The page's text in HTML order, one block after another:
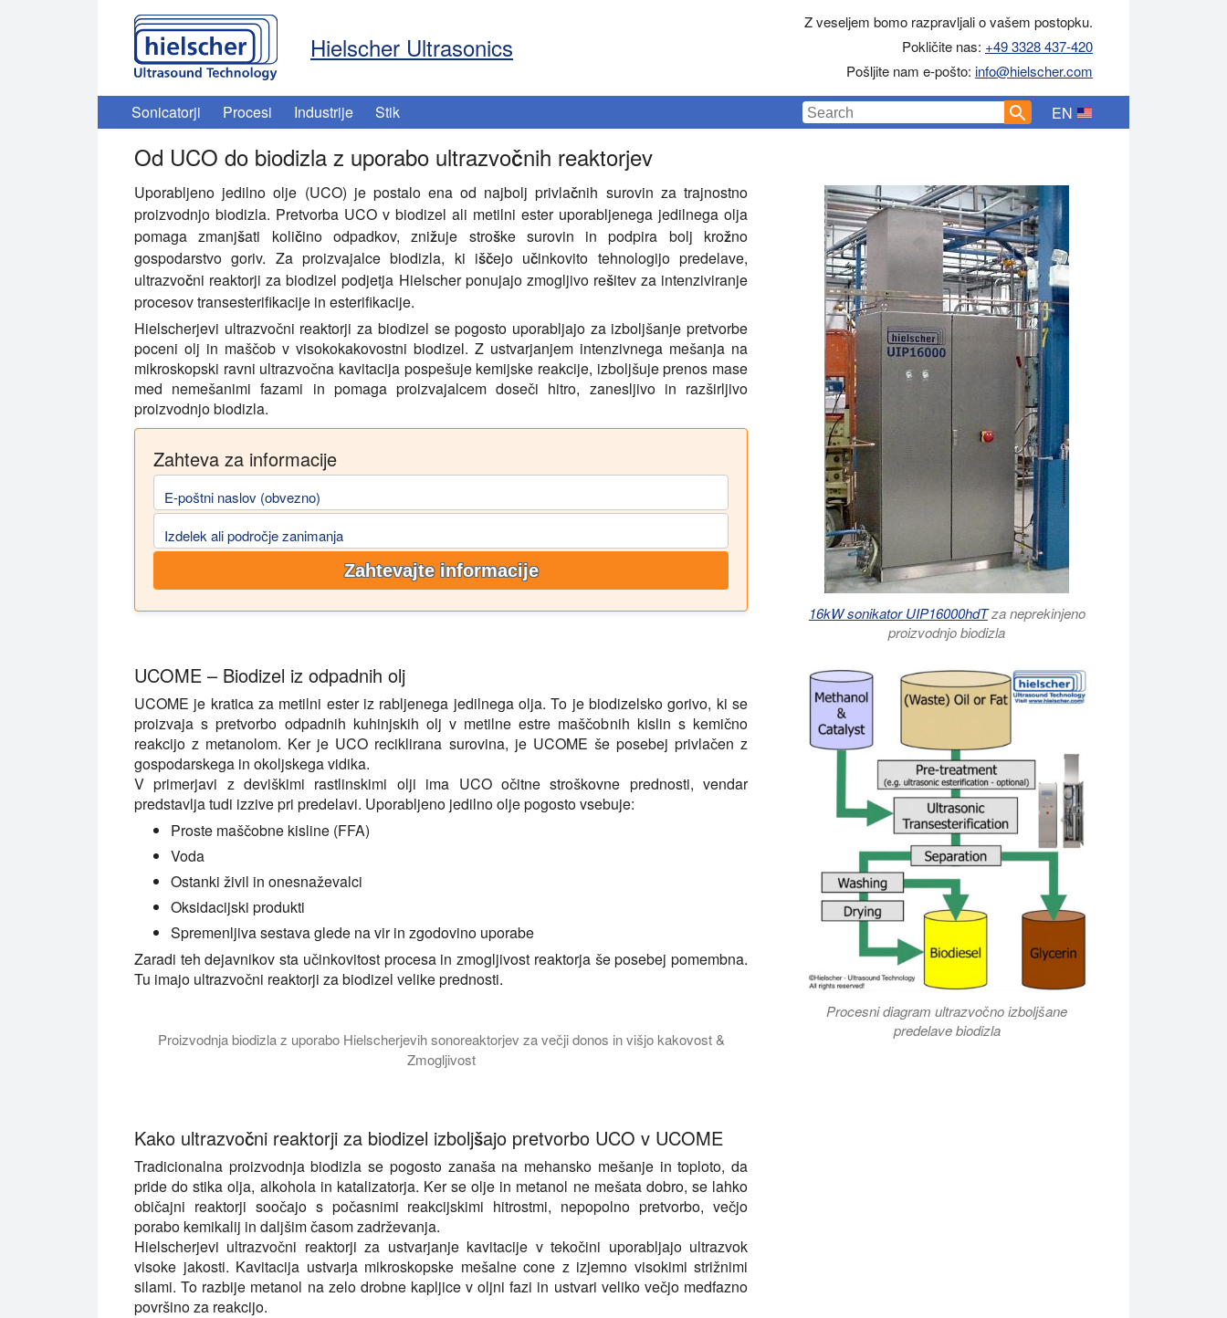
Hielscher Ultrasonics
Z veseljem bomo razpravljali o vašem postopku.
Pokličite nas: +49 3328 437-420
Pošljite nam e-pošto: info@hielscher.com
Sonicatorji Procesi Industrije Stik EN
Od UCO do biodizla z uporabo ultrazvočnih reaktorjev
Uporabljeno jedilno olje (UCO) je postalo ena od najbolj privlačnih surovin za trajnostno
proizvodnjo biodizla. Pretvorba UCO v biodizel ali metilni ester uporabljenega jedilnega olja
pomaga zmanjšati količino odpadkov, znižuje stroške surovin in podpira bolj krožno
gospodarstvo goriv. Za proizvajalce biodizla, ki iščejo učinkovito tehnologijo predelave,
ultrazvočni reaktorji za biodizel podjetja Hielscher ponujajo zmogljivo rešitev za intenziviranje
procesov transesterifikacije in esterifikacije.
Hielscherjevi ultrazvočni reaktorji za biodizel se pogosto uporabljajo za izboljšanje pretvorbe
poceni olj in maščob v visokokakovostni biodizel. Z ustvarjanjem intenzivnega mešanja na
mikroskopski ravni ultrazvočna kavitacija pospešuje kemijske reakcije, izboljšuje prenos mase
med nemešanimi fazami in pomaga proizvajalcem doseči hitro, zanesljivo in razširljivo
proizvodnjo biodizla.
Zahteva za informacije
E-poštni naslov (obvezno)
Izdelek ali področje zanimanja
Zahtevajte informacije
16kW sonikator UIP16000hdTza neprekinjeno
proizvodnjo biodizla
UCOME – Biodizel iz odpadnih olj
UCOME je kratica za metilni ester iz rabljenega jedilnega olja. To je biodizelsko gorivo, ki se
proizvaja s pretvorbo odpadnih kuhinjskih olj v metilne estre maščobnih kislin s kemično
reakcijo z metanolom. Ker je UCO reciklirana surovina, je UCOME še posebej privlačen z
gospodarskega in okoljskega vidika.
V primerjavi z deviškimi rastlinskimi olji ima UCO očitne stroškovne prednosti, vendar
predstavlja tudi izzive pri predelavi. Uporabljeno jedilno olje pogosto vsebuje:
Proste maščobne kisline (FFA)
Voda
Ostanki živil in onesnaževalci
Oksidacijski produkti
Spremenljiva sestava glede na vir in zgodovino uporabe
Zaradi teh dejavnikov sta učinkovitost procesa in zmogljivost reaktorja še posebej pomembna.
Tu imajo ultrazvočni reaktorji za biodizel velike prednosti.
Proizvodnja biodizla z uporabo Hielscherjevih sonoreaktorjev za večji donos in višjo kakovost &
Zmogljivost
Kako ultrazvočni reaktorji za biodizel izboljšajo pretvorbo UCO v UCOME
Tradicionalna proizvodnja biodizla se pogosto zanaša na mehansko mešanje in toploto, da
pride do stika olja, alkohola in katalizatorja. Ker se olje in metanol ne mešata dobro, se lahko
običajni reaktorji soočajo s počasnimi reakcijskimi hitrostmi, nepopolno pretvorbo, večjo
porabo kemikalij in daljšim časom zadrževanja.
Hielscherjevi ultrazvočni reaktorji za ustvarjanje kavitacije v tekočini uporabljajo ultrazvok
visoke jakosti. Kavitacija ustvarja mikroskopske mešalne cone z izjemno visokimi strižnimi
silami. To razbije metanol na zelo drobne kapljice v oljni fazi in ustvari veliko večjo medfazno
površino za reakcijo.
Procesni diagram ultrazvočno izboljšane
predelave biodizla